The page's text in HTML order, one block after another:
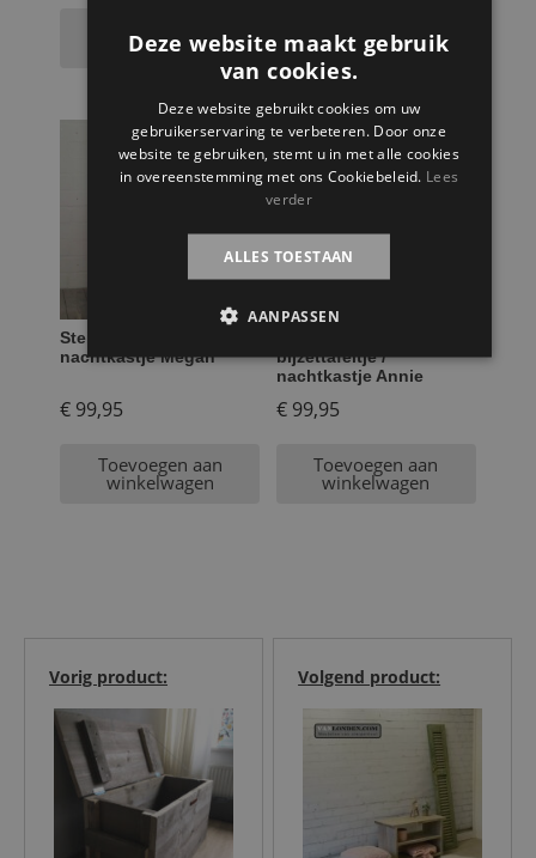
winkelwagen
Toevoegen aan
winkelwagen
Steigerhouten
nachtkastje Megan
€ 99,95
Toevoegen aan
winkelwagen
bijzettafeltje /
nachtkastje Annie
€99,95
Toevoegen aan
winkelwagen
Volgend product:
Vorig product:
Deze website maakt gebruik
van cookies.
Deze website gebruikt cookies om uw
gebruikerservaring te verbeteren. Door onze
website te gebruiken, stemt u in met alle cookies
in overeenstemming met ons Cookiebeleid. Lees
verder
ALLES TOESTAAN
AANPASSEN